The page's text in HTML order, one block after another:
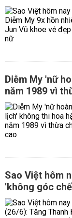
Diễm My 'nữ
năm 1989 vì
Sao Việt hôm
'không góc